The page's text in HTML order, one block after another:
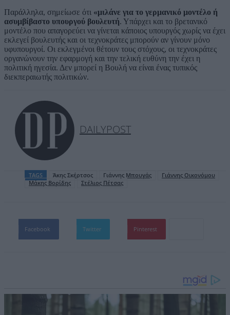
Παράλληλα, σημείωσε ότι «μιλάνε για το γερμανικό μοντέλο ή
ασυμβίβαστο υπουργού βουλευτή. Υπάρχει και το βρετανικό
μοντέλο που απαγορεύει να γίνεται κάποιος υπουργός χωρίς να έχει
εκλεγεί βουλευτής και οι τεχνοκράτες μπορούν αν γίνουν μόνο
υφυπουργοί. Οι εκλεγμένοι θέτουν τους στόχους, οι τεχνοκράτες
οργανώνουν την εφαρμογή και την τελική ευθύνη την έχει η
πολιτική ηγεσία. Δεν μπορεί η Βουλή να είναι ένας τυπικός
διεκπεραιωτής πολιτικών.
DAILYPOST
TAGS Άκης Σκέρτσος Γιάννης Μπουγάς
Γιάννης Οικονόμου
Μάκης Βορίδης
Στέλιος Πέτσας
Facebook Twitter Pinterest